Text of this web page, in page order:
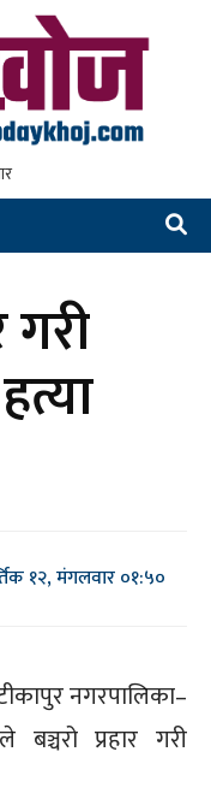
गरी
१२, मंगलवार ०१:५०
नगरपालिका–
प्रहार गरी